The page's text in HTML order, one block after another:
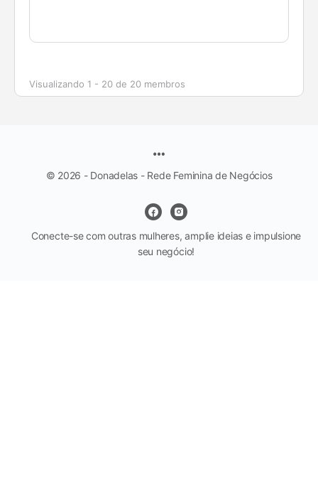
Visualizando 1 - 20 de 20 membros
© 2026 - Donadelas - Rede Feminina de Negócios
Conecte-se com outras mulheres, amplie ideias e impulsione
seu negócio!